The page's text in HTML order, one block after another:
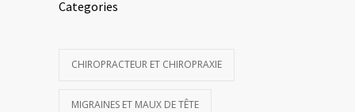
Categories
CHIROPRACTEUR ET CHIROPRAXIE
MIGRAINES ET MAUX DE TÊTE